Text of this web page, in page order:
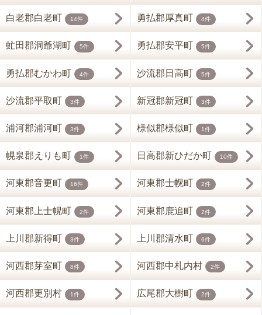
白老郡白老町 14件 勇払郡厚真町 4件
虻田郡洞爺湖町 5件 勇払郡安平町 5件
勇払郡むかわ町 4件 沙流郡日高町 5件
沙流郡平取町 3件 新冠郡新冠町 3件
浦河郡浦河町 3件 様似郡様似町 1件
幌泉郡えりも町 1件 日高郡新ひだか町 10件
河東郡音更町 16件 河東郡士幌町 2件
河東郡上士幌町 2件 河東郡鹿追町 2件
上川郡新得町 3件 上川郡清水町 6件
河西郡芽室町 8件 河西郡中札内村 2件
河西郡更別村 1件 広尾郡大樹町 2件